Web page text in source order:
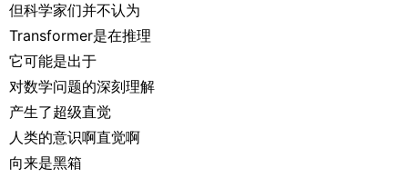
但科学家们并不认为
Transformer是在推理
它可能是出于
对数学问题的深刻理解
产生了超级直觉
人类的意识啊直觉啊
向来是黑箱